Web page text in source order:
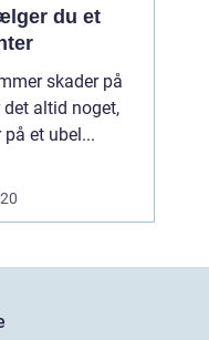
du et
skader på
det altid noget,
et ubel...